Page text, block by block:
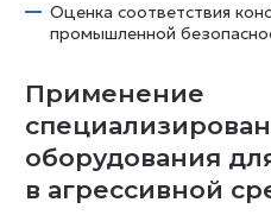
Оценка соответствия
промышленной
Применение
оборудования
в агрессивной